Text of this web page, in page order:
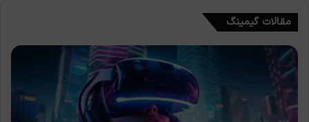
مقالات گیمینگ